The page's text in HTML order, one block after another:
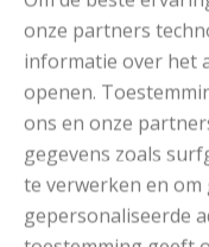
onze partners
informatie over het
openen.
ons en onze
gegevens zoals
te verwerken en
gepersonaliseerde